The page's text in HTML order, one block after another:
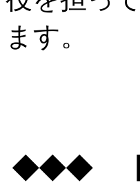
ます。
◆◆◆ 【業